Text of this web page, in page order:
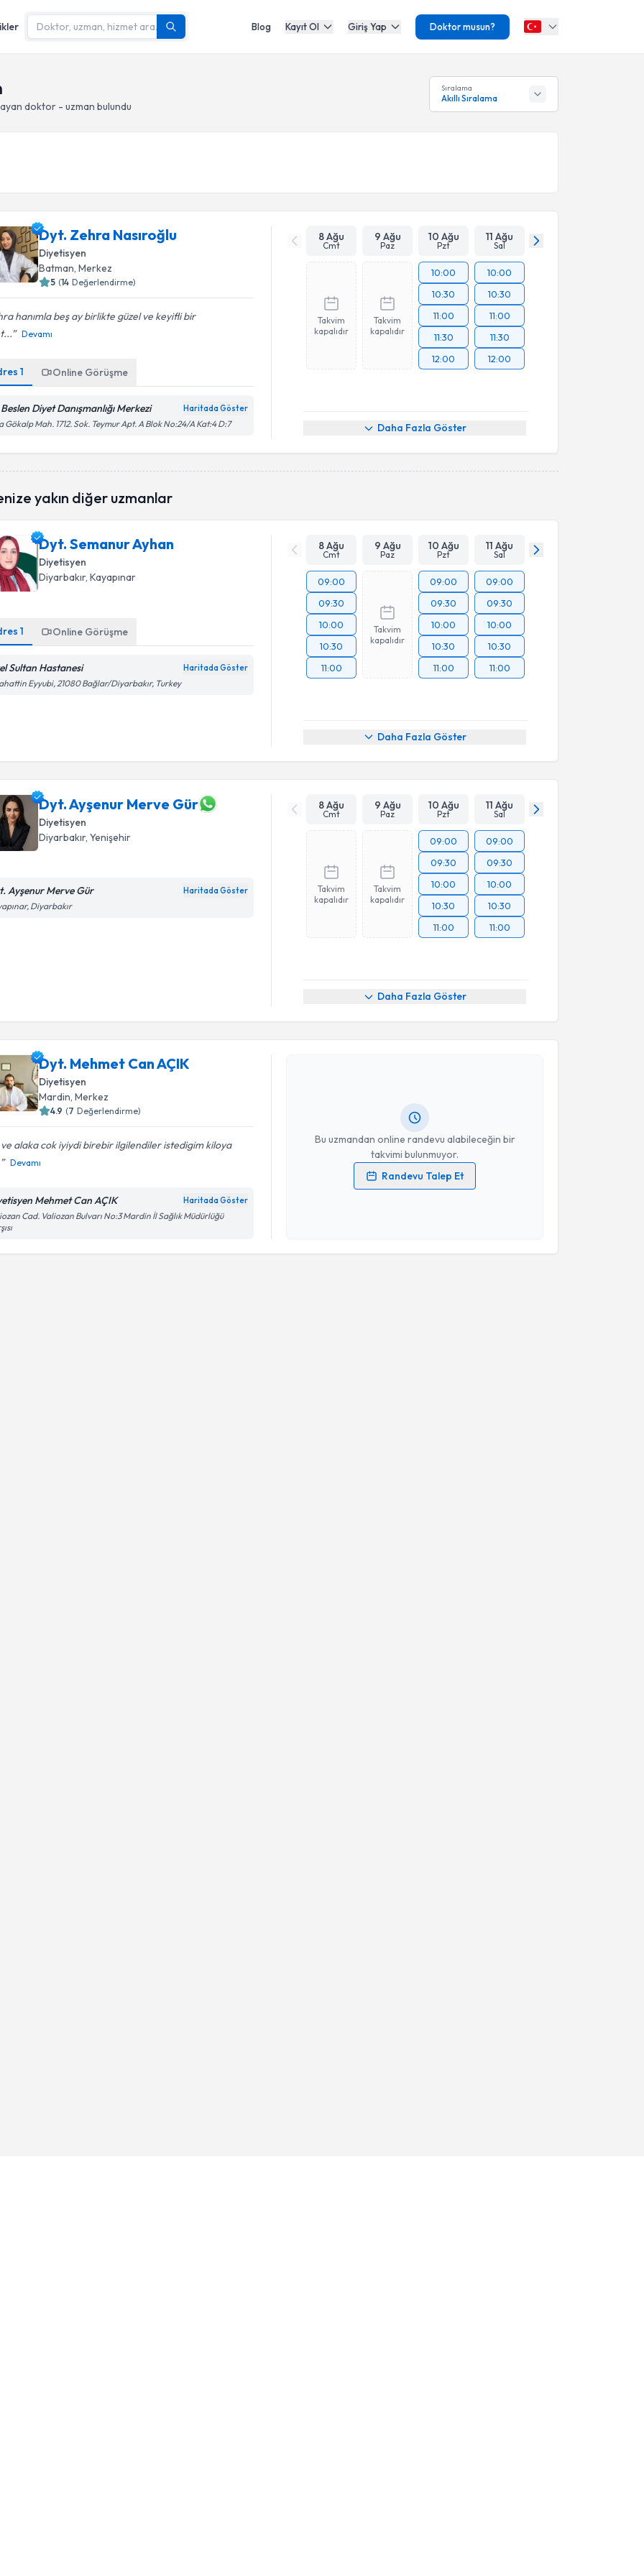
Blog Kayıt Ol Giriş Yap Doktor musun?
doktor - uzman bulundu
Sıralama
Akıllı Sıralama
Dyt. Zehra Nasıroğlu
Diyetisyen
Batman, Merkez
5 (14 Değerlendirme)
hanımla beş ay birlikte güzel ve keyifli bir
Devamı
1 Online Görüşme
Diyet Danışmanlığı Merkezi Haritada Göster
Gökalp Mah. 1712. Sok. Teymur Apt. A Blok No:24/A Kat:4 D:7
8 Ağu
Cmt
9 Ağu
Paz
10 Ağu
Pzt
11 Ağu
Sal
Takvim
kapalıdır
Takvim
kapalıdır
10:00
10:30
11:00
11:30
12:00
10:00
10:30
11:00
11:30
12:00
Daha Fazla Göster
yakın diğer uzmanlar
Dyt. Semanur Ayhan
Diyetisyen
Diyarbakır, Kayapınar
1 Online Görüşme
Sultan Hastanesi Haritada Göster
Eyyubi, 21080 Bağlar/Diyarbakır, Turkey
8 Ağu
Cmt
9 Ağu
Paz
10 Ağu
Pzt
11 Ağu
Sal
09:00
09:30
10:00
10:30
11:00
Takvim
kapalıdır
09:00
09:30
10:00
10:30
11:00
09:00
09:30
10:00
10:30
11:00
Daha Fazla Göster
Dyt. Ayşenur Merve Gür
Diyetisyen
Diyarbakır, Yenişehir
Ayşenur Merve Gür Haritada Göster
Diyarbakır
8 Ağu
Cmt
9 Ağu
Paz
10 Ağu
Pzt
11 Ağu
Sal
Takvim
kapalıdır
Takvim
kapalıdır
09:00
09:30
10:00
10:30
11:00
09:00
09:30
10:00
10:30
11:00
Daha Fazla Göster
Dyt. Mehmet Can AÇIK
Diyetisyen
Mardin , Merkez
4.9 (7 Değerlendirme)
alaka cok iyiydi birebir ilgilendiler istedigim kiloya
Devamı
Mehmet Can AÇIK Haritada Göster
Cad. Valiozan Bulvarı No:3 Mardin İl Sağlık Müdürlüğü
Bu uzmandan online randevu alabileceğin bir
takvimi bulunmuyor.
Randevu Talep Et
Kişisel verilerimin işlenmesine ilişkinAydınlatma Metni